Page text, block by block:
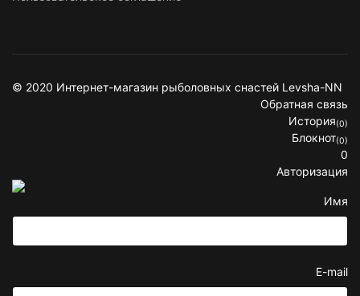
© 2020 Интернет-магазин рыболовных снастей Levsha-NN
Обратная связь
История(0)
Блокнот(0)
0
Авторизация
Имя
E-mail